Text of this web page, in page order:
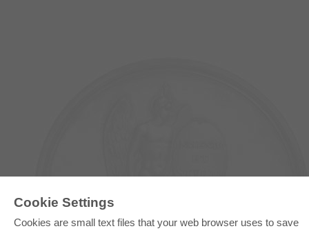
Cookie Settings
Cookies are small text files that your web browser uses to save
E-COLLECTION